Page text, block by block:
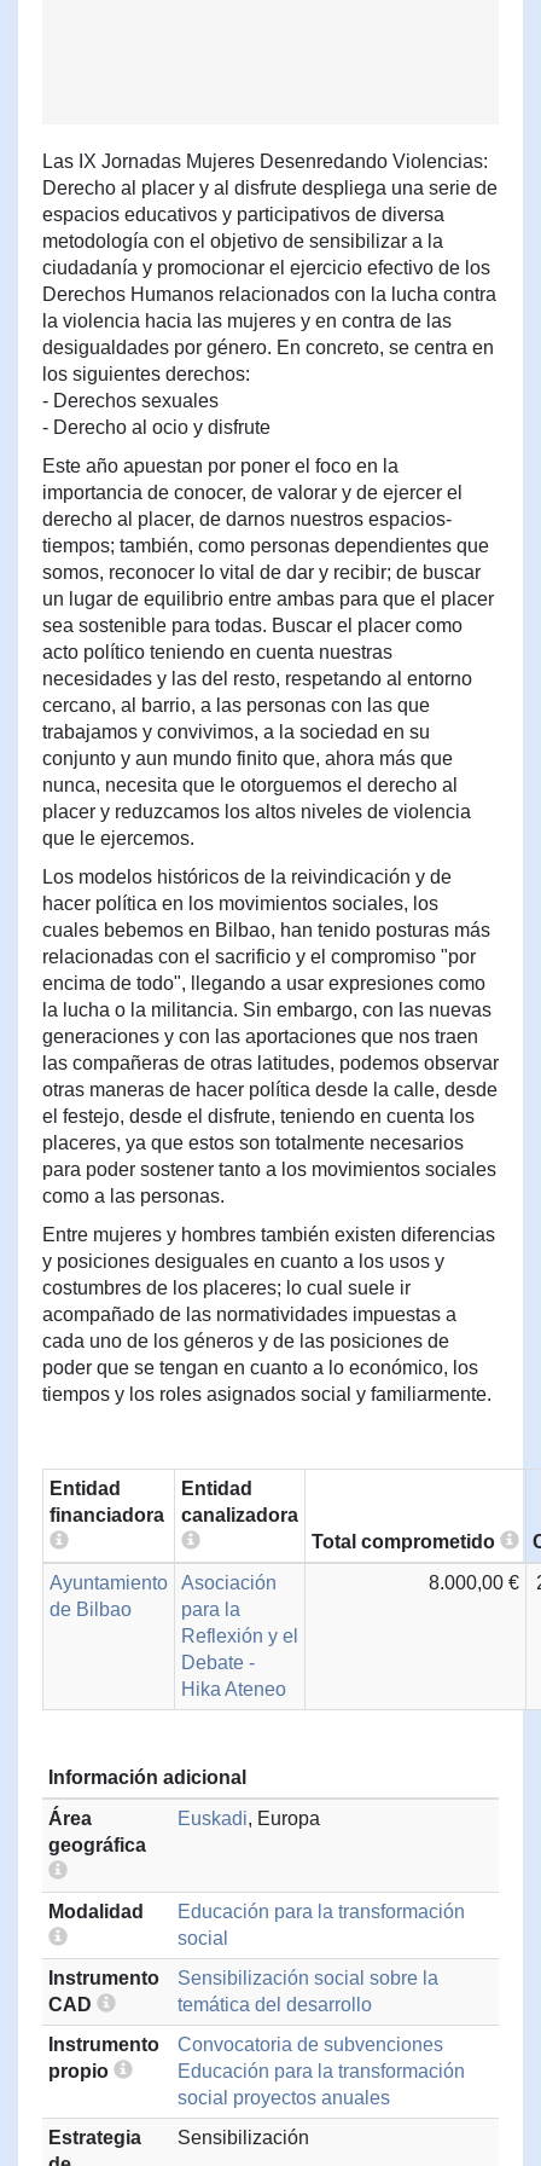
Las IX Jornadas Mujeres Desenredando Violencias:
Derecho al placer y al disfrute despliega una serie de
espacios educativos y participativos de diversa
metodología con el objetivo de sensibilizar a la
ciudadanía y promocionar el ejercicio efectivo de los
Derechos Humanos relacionados con la lucha contra
la violencia hacia las mujeres y en contra de las
desigualdades por género. En concreto, se centra en
los siguientes derechos:
- Derechos sexuales
- Derecho al ocio y disfrute
Este año apuestan por poner el foco en la
importancia de conocer, de valorar y de ejercer el
derecho al placer, de darnos nuestros espacios-
tiempos; también, como personas dependientes que
somos, reconocer lo vital de dar y recibir; de buscar
un lugar de equilibrio entre ambas para que el placer
sea sostenible para todas. Buscar el placer como
acto político teniendo en cuenta nuestras
necesidades y las del resto, respetando al entorno
cercano, al barrio, a las personas con las que
trabajamos y convivimos, a la sociedad en su
conjunto y aun mundo finito que, ahora más que
nunca, necesita que le otorguemos el derecho al
placer y reduzcamos los altos niveles de violencia
que le ejercemos.
Los modelos históricos de la reivindicación y de
hacer política en los movimientos sociales, los
cuales bebemos en Bilbao, han tenido posturas más
relacionadas con el sacrificio y el compromiso "por
encima de todo", llegando a usar expresiones como
la lucha o la militancia. Sin embargo, con las nuevas
generaciones y con las aportaciones que nos traen
las compañeras de otras latitudes, podemos observar
otras maneras de hacer política desde la calle, desde
el festejo, desde el disfrute, teniendo en cuenta los
placeres, ya que estos son totalmente necesarios
para poder sostener tanto a los movimientos sociales
como a las personas.
Entre mujeres y hombres también existen diferencias
y posiciones desiguales en cuanto a los usos y
costumbres de los placeres; lo cual suele ir
acompañado de las normatividades impuestas a
cada uno de los géneros y de las posiciones de
poder que se tengan en cuanto a lo económico, los
tiempos y los roles asignados social y familiarmente.
Entidad
financiadora
Entidad
canalizadora
Total comprometido
Ayuntamiento
de Bilbao
Asociación
para la
Reflexión y el
Debate -
Hika Ateneo
8.000,00 €
Información adicional
Área
geográfica
Euskadi, Europa
Modalidad
Educación para la transformación
social
Instrumento
CAD
Sensibilización social sobre la
temática del desarrollo
Instrumento
propio
Convocatoria de subvenciones
Educación para la transformación
social proyectos anuales
Estrategia
Sensibilización